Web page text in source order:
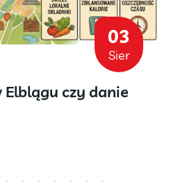
03
Sier
czy danie